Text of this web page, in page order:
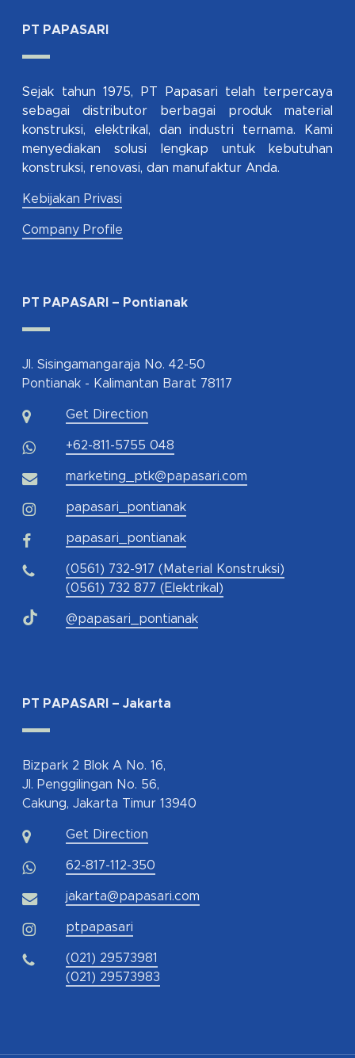
PT PAPASARI
Sejak tahun 1975, PT Papasari telah terpercaya
sebagai distributor berbagai produk material
konstruksi, elektrikal, dan industri ternama. Kami
menyediakan solusi lengkap untuk kebutuhan
konstruksi, renovasi, dan manufaktur Anda.
Kebijakan Privasi
Company Profile
PT PAPASARI – Pontianak
Jl. Sisingamangaraja No. 42-50
Pontianak - Kalimantan Barat 78117
Get Direction
+62-811-5755 048
marketing_ptk@papasari.com
papasari_pontianak
papasari_pontianak
(0561) 732-917 (Material Konstruksi)
(0561) 732 877 (Elektrikal)
@papasari_pontianak
PT PAPASARI – Jakarta
Bizpark 2 Blok A No. 16,
Jl. Penggilingan No. 56,
Cakung, Jakarta Timur 13940
Get Direction
62-817-112-350
jakarta@papasari.com
ptpapasari
(021) 29573981
(021) 29573983